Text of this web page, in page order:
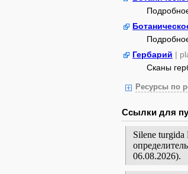
Гербарий |
Сканы
Ресурсы по
Ссылки для
Silene
06.08.2026).